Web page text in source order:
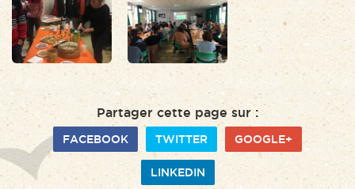
Partager cette page sur :
FACEBOOK TWITTER GOOGLE+
LINKEDIN